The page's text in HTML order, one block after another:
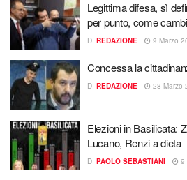
Legittima difesa, sì
per punto, come
DI REDAZIONE 9 Marzo
Concessa la
DI REDAZIONE 28 Marzo
Elezioni in Basilicata:
Lucano, Renzi a dieta
DI PAOLO SEBASTIANI 9